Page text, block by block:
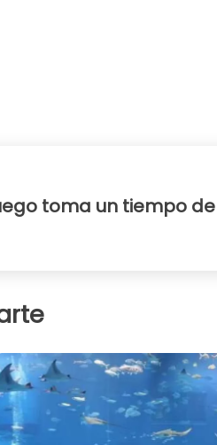
toma un tiempo de